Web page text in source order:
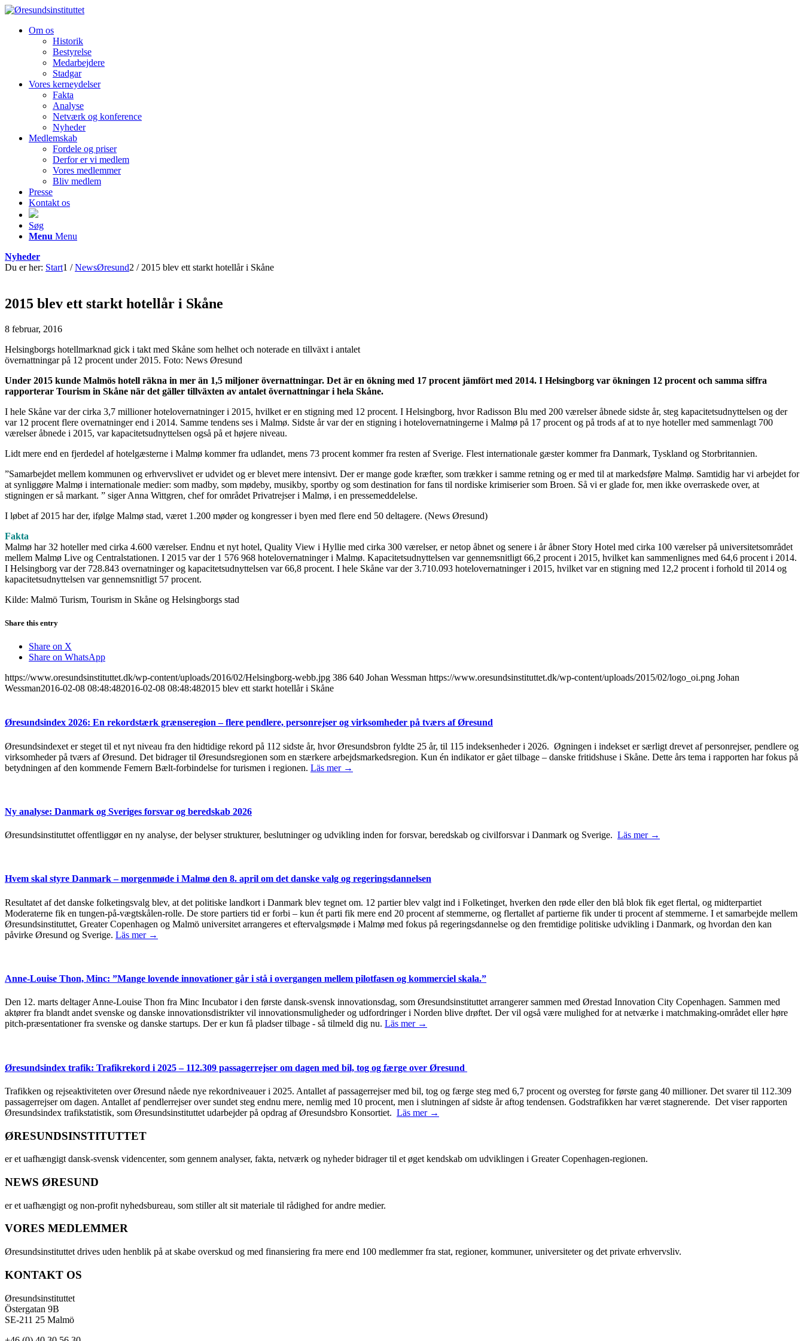
Om os
Historik
Bestyrelse
Medarbejdere
Stadgar
Vores kerneydelser
Fakta
Analyse
Netværk og konference
Nyheder
Medlemskab
Fordele og priser
Derfor er vi medlem
Vores medlemmer
Bliv medlem
Presse
Kontakt os
Søg
Menu Menu
Nyheder
Du er her: Start1 / NewsØresund2 / 2015 blev ett starkt hotellår i Skåne
2015 blev ett starkt hotellår i Skåne
8 februar, 2016
Helsingborgs hotellmarknad gick i takt med Skåne som helhet och noterade en tillväxt i antalet
övernattningar på 12 procent under 2015. Foto: News Øresund
Under 2015 kunde Malmös hotell räkna in mer än 1,5 miljoner övernattningar. Det är en ökning med 17 procent jämfört med 2014. I Helsingborg var ökningen 12 procent och samma siffra
rapporterar Tourism in Skåne när det gäller tillväxten av antalet övernattningar i hela Skåne.
I hele Skåne var der cirka 3,7 millioner hotelovernatninger i 2015, hvilket er en stigning med 12 procent. I Helsingborg, hvor Radisson Blu med 200 værelser åbnede sidste år, steg kapacitetsudnyttelsen og der
var 12 procent flere overnatninger end i 2014. Samme tendens ses i Malmø. Sidste år var der en stigning i hotelovernatningerne i Malmø på 17 procent og på trods af at to nye hoteller med sammenlagt 700
værelser åbnede i 2015, var kapacitetsudnyttelsen også på et højere niveau.
Lidt mere end en fjerdedel af hotelgæsterne i Malmø kommer fra udlandet, mens 73 procent kommer fra resten af Sverige. Flest internationale gæster kommer fra Danmark, Tyskland og Storbritannien.
”Samarbejdet mellem kommunen og erhvervslivet er udvidet og er blevet mere intensivt. Der er mange gode kræfter, som trækker i samme retning og er med til at markedsføre Malmø. Samtidig har vi arbejdet for
at synliggøre Malmø i internationale medier: som madby, som mødeby, musikby, sportby og som destination for fans til nordiske krimiserier som Broen. Så vi er glade for, men ikke overraskede over, at
stigningen er så markant. ” siger Anna Wittgren, chef for området Privatrejser i Malmø, i en pressemeddelelse.
I løbet af 2015 har der, ifølge Malmø stad, været 1.200 møder og kongresser i byen med flere end 50 deltagere. (News Øresund)
Fakta
Malmø har 32 hoteller med cirka 4.600 værelser. Endnu et nyt hotel, Quality View i Hyllie med cirka 300 værelser, er netop åbnet og senere i år åbner Story Hotel med cirka 100 værelser på universitetsområdet
mellem Malmø Live og Centralstationen. I 2015 var der 1 576 968 hotelovernatninger i Malmø. Kapacitetsudnyttelsen var gennemsnitligt 66,2 procent i 2015, hvilket kan sammenlignes med 64,6 procent i 2014.
I Helsingborg var der 728.843 overnatninger og kapacitetsudnyttelsen var 66,8 procent. I hele Skåne var der 3.710.093 hotelovernatninger i 2015, hvilket var en stigning med 12,2 procent i forhold til 2014 og
kapacitetsudnyttelsen var gennemsnitligt 57 procent.
Kilde: Malmö Turism, Tourism in Skåne og Helsingborgs stad
Share this entry
Share on X
Share on WhatsApp
https://www.oresundsinstituttet.dk/wp-content/uploads/2016/02/Helsingborg-webb.jpg 386 640 Johan Wessman https://www.oresundsinstituttet.dk/wp-content/uploads/2015/02/logo_oi.png Johan
Wessman2016-02-08 08:48:482016-02-08 08:48:482015 blev ett starkt hotellår i Skåne
Øresundsindex 2026: En rekordstærk grænseregion – flere pendlere, personrejser og virksomheder på tværs af Øresund
Øresundsindexet er steget til et nyt niveau fra den hidtidige rekord på 112 sidste år, hvor Øresundsbron fyldte 25 år, til 115 indeksenheder i 2026. Øgningen i indekset er særligt drevet af personrejser, pendlere og
virksomheder på tværs af Øresund. Det bidrager til Øresundsregionen som en stærkere arbejdsmarkedsregion. Kun én indikator er gået tilbage – danske fritidshuse i Skåne. Dette års tema i rapporten har fokus på
betydningen af den kommende Femern Bælt-forbindelse for turismen i regionen. Läs mer →
Ny analyse: Danmark og Sveriges forsvar og beredskab 2026
Øresundsinstituttet offentliggør en ny analyse, der belyser strukturer, beslutninger og udvikling inden for forsvar, beredskab og civilforsvar i Danmark og Sverige. Läs mer →
Hvem skal styre Danmark – morgenmøde i Malmø den 8. april om det danske valg og regeringsdannelsen
Resultatet af det danske folketingsvalg blev, at det politiske landkort i Danmark blev tegnet om. 12 partier blev valgt ind i Folketinget, hverken den røde eller den blå blok fik eget flertal, og midterpartiet
Moderaterne fik en tungen-på-vægtskålen-rolle. De store partiers tid er forbi – kun ét parti fik mere end 20 procent af stemmerne, og flertallet af partierne fik under ti procent af stemmerne. I et samarbejde mellem
Øresundsinstituttet, Greater Copenhagen og Malmö universitet arrangeres et eftervalgsmøde i Malmø med fokus på regeringsdannelse og den fremtidige politiske udvikling i Danmark, og hvordan den kan
påvirke Øresund og Sverige. Läs mer →
Anne-Louise Thon, Minc: ”Mange lovende innovationer går i stå i overgangen mellem pilotfasen og kommerciel skala.”
Den 12. marts deltager Anne-Louise Thon fra Minc Incubator i den første dansk-svensk innovationsdag, som Øresundsinstituttet arrangerer sammen med Ørestad Innovation City Copenhagen. Sammen med
aktører fra blandt andet svenske og danske innovationsdistrikter vil innovationsmuligheder og udfordringer i Norden blive drøftet. Der vil også være mulighed for at netværke i matchmaking-området eller høre
pitch-præsentationer fra svenske og danske startups. Der er kun få pladser tilbage - så tilmeld dig nu. Läs mer →
Øresundsindex trafik: Trafikrekord i 2025 – 112.309 passagerrejser om dagen med bil, tog og færge over Øresund
Trafikken og rejseaktiviteten over Øresund nåede nye rekordniveauer i 2025. Antallet af passagerrejser med bil, tog og færge steg med 6,7 procent og oversteg for første gang 40 millioner. Det svarer til 112.309
passagerrejser om dagen. Antallet af pendlerrejser over sundet steg endnu mere, nemlig med 10 procent, men i slutningen af sidste år aftog tendensen. Godstrafikken har været stagnerende. Det viser rapporten
Øresundsindex trafikstatistik, som Øresundsinstituttet udarbejder på opdrag af Øresundsbro Konsortiet. Läs mer →
ØRESUNDSINSTITUTTET
er et uafhængigt dansk-svensk videncenter, som gennem analyser, fakta, netværk og nyheder bidrager til et øget kendskab om udviklingen i Greater Copenhagen-regionen.
NEWS ØRESUND
er et uafhængigt og non-profit nyhedsbureau, som stiller alt sit materiale til rådighed for andre medier.
VORES MEDLEMMER
Øresundsinstituttet drives uden henblik på at skabe overskud og med finansiering fra mere end 100 medlemmer fra stat, regioner, kommuner, universiteter og det private erhvervsliv.
KONTAKT OS
Øresundsinstituttet
Östergatan 9B
SE-211 25 Malmö